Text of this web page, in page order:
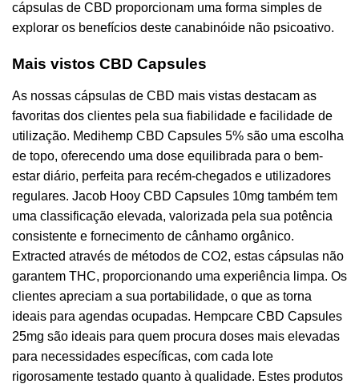
cápsulas de CBD proporcionam uma forma simples de
explorar os benefícios deste canabinóide não psicoativo.
Mais vistos CBD Capsules
As nossas cápsulas de CBD mais vistas destacam as
favoritas dos clientes pela sua fiabilidade e facilidade de
utilização. Medihemp CBD Capsules 5% são uma escolha
de topo, oferecendo uma dose equilibrada para o bem-
estar diário, perfeita para recém-chegados e utilizadores
regulares. Jacob Hooy CBD Capsules 10mg também tem
uma classificação elevada, valorizada pela sua potência
consistente e fornecimento de cânhamo orgânico.
Extracted através de métodos de CO2, estas cápsulas não
garantem THC, proporcionando uma experiência limpa. Os
clientes apreciam a sua portabilidade, o que as torna
ideais para agendas ocupadas. Hempcare CBD Capsules
25mg são ideais para quem procura doses mais elevadas
para necessidades específicas, com cada lote
rigorosamente testado quanto à qualidade. Estes produtos